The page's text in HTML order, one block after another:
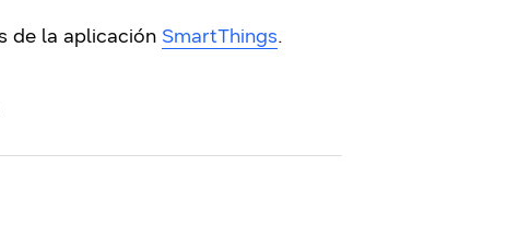
de la aplicación SmartThings.